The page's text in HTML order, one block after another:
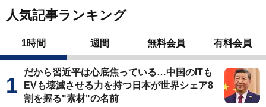
人気記事ランキング
1時間 週間 無料会員 有料会員
だから習近平は心底焦っている…中国のITも
EVも壊滅させる力を持つ日本が世界シェア8
割を握る"素材"の名前